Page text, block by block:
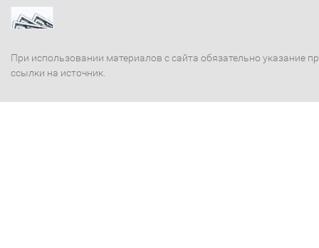
При использовании материалов с сайта обязательно указание
ссылки на источник.